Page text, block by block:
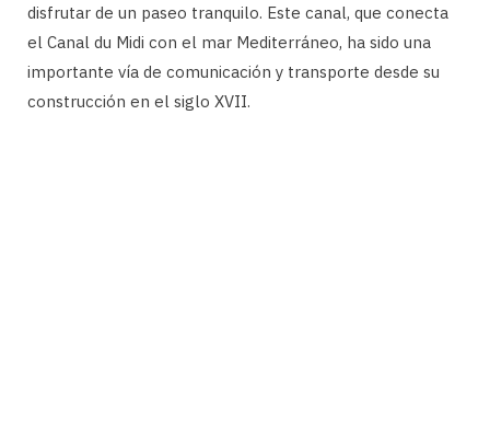
disfrutar de un paseo tranquilo. Este canal, que conecta
el Canal du Midi con el mar Mediterráneo, ha sido una
importante vía de comunicación y transporte desde su
construcción en el siglo XVII.